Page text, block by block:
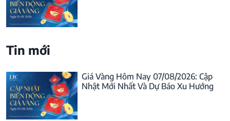
Tin mới
Giá Vàng Hôm Nay 07/08/2026: Cập
Nhật Mới Nhất Và Dự Báo Xu Hướng